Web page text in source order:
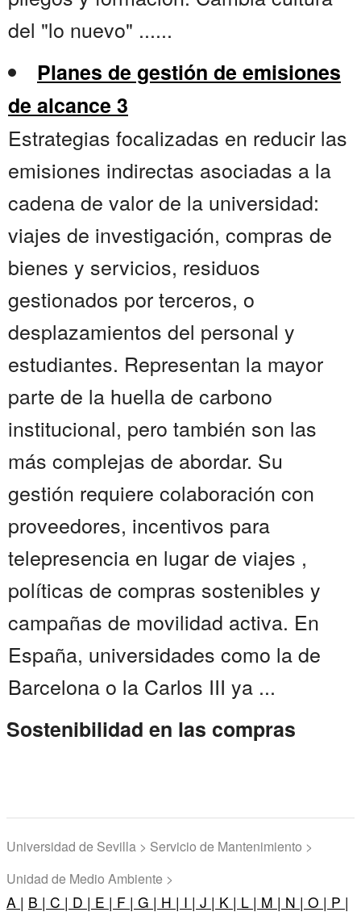
del "lo nuevo" ......
Planes de gestión de emisiones
de alcance 3
Estrategias focalizadas en reducir las
emisiones indirectas asociadas a la
cadena de valor de la universidad:
viajes de investigación, compras de
bienes y servicios, residuos
gestionados por terceros, o
desplazamientos del personal y
estudiantes. Representan la mayor
parte de la huella de carbono
institucional, pero también son las
más complejas de abordar. Su
gestión requiere colaboración con
proveedores, incentivos para
telepresencia en lugar de viajes ,
políticas de compras sostenibles y
campañas de movilidad activa. En
España, universidades como la de
Barcelona o la Carlos III ya ...
Sostenibilidad en las compras
Universidad de Sevilla > Servicio de Mantenimiento >
Unidad de Medio Ambiente >
A | B | C | D | E | F | G | H | I | J | K | L | M | N | O | P |